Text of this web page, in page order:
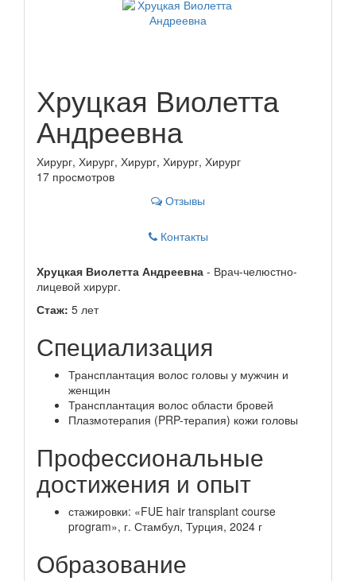
Хруцкая Виолетта
Андреевна
Хирург, Хирург, Хирург, Хирург, Хирург
17 просмотров
Отзывы
Контакты
Хруцкая Виолетта Андреевна - Врач-челюстно-
лицевой хирург.
Стаж: 5 лет
Специализация
Трансплантация волос головы у мужчин и
женщин
Трансплантация волос области бровей
Плазмотерапия (PRP-терапия) кожи головы
Профессиональные
достижения и опыт
стажировки: «FUE hair transplant course
program», г. Стамбул, Турция, 2024 г
Образование